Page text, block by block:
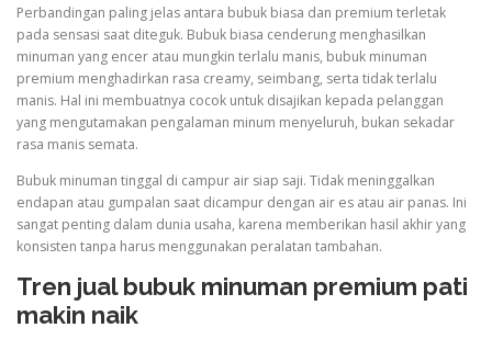
Perbandingan paling jelas antara bubuk biasa dan premium terletak
pada sensasi saat diteguk. Bubuk biasa cenderung menghasilkan
minuman yang encer atau mungkin terlalu manis, bubuk minuman
premium menghadirkan rasa creamy, seimbang, serta tidak terlalu
manis. Hal ini membuatnya cocok untuk disajikan kepada pelanggan
yang mengutamakan pengalaman minum menyeluruh, bukan sekadar
rasa manis semata.
Bubuk minuman tinggal di campur air siap saji. Tidak meninggalkan
endapan atau gumpalan saat dicampur dengan air es atau air panas. Ini
sangat penting dalam dunia usaha, karena memberikan hasil akhir yang
konsisten tanpa harus menggunakan peralatan tambahan.
Tren jual bubuk minuman premium pati
makin naik